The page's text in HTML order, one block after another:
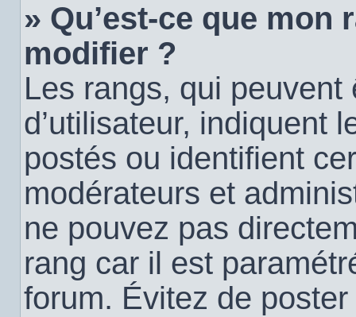
» Qu’est-ce que mon
modifier ?
Les rangs, qui
d’utilisateur, indiquent
postés ou identifient
modérateurs et
ne pouvez pas
rang car il est
forum. Évitez de